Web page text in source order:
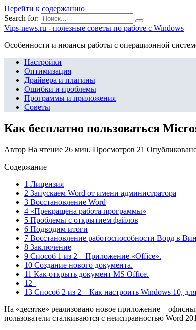
Перейти к содержанию
Search for:
Vips-news.ru - полезные советы по работе с Windows
Особенности и нюансы работы с операционной
Настройки
Оптимизация
Драйвера и плагины
Ошибки и проблемы
Программы и приложения
Советы
Как бесплатно пользоваться
Автор На чтение 26 мин. Просмотров 21
Содержание
1 Лицензия
2 Запускаем Word от имени администратора
3 Восстановление Word
4 «Прекращена работа программы»
5 Проблемы с открытием файлов
6 Подводим итоги
7 Восстановление работоспособности Ворд в
8 Заключение
9 Способ 1 из 2 – Приложение «Office».
10 Создание нового документа.
11 Как открыть документ MS Office.
12
13 Способ 2 из 2 – Как настроить Windows 10,
На «десятке» реализовано новое приложение –
пользователи сталкиваются с неисправностью Word